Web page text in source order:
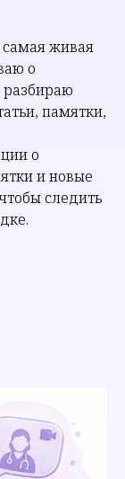
самая живая
о
разбираю
памятки,
о
и новые
следить